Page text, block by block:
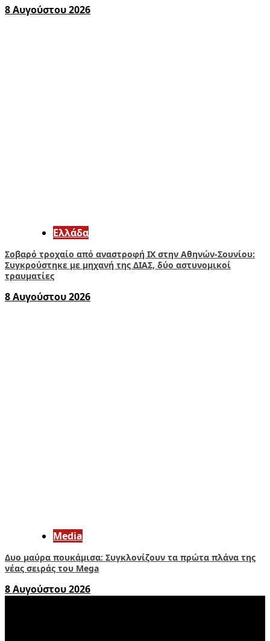
8 Αυγούστου 2026
Ελλάδα
Σοβαρό τροχαίο από αναστροφή ΙΧ στην Αθηνών-Σουνίου:
Συγκρούστηκε με μηχανή της ΔΙΑΣ, δύο αστυνομικοί
τραυματίες
8 Αυγούστου 2026
Media
Δυο μαύρα πουκάμισα: Συγκλονίζουν τα πρώτα πλάνα της
νέας σειράς του Mega
8 Αυγούστου 2026